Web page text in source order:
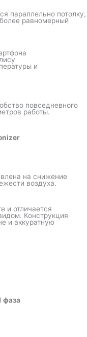
параллельно потолку,
равномерный
и
повседневного
работы.
на снижение
воздуха.
и отличается
Конструкция
и аккуратную
фаза